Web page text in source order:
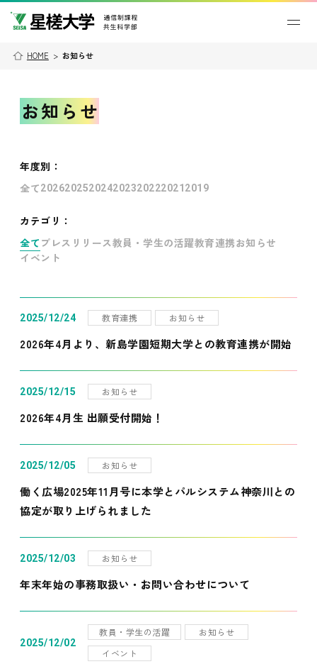
HOME > お知らせ
お知らせ
年度別 ：
全て202620252024202320222021 2019
カテゴリ：
全て プレスリリース教員・学生の活躍教育連携お知らせ
イベント
2025/12/24 教育連携 お知らせ
2026年4月より、新島学園短期大学との教育連携が開始
2025/12/15 お知らせ
2026年4月生 出願受付開始！
2025/12/05 お知らせ
働く広場2025年11月号に本学とパルシステム神奈川との
協定が取り上げられました
2025/12/03 お知らせ
年末年始の事務取扱い・お問い合わせについて
2025/12/02
教員・学生の活躍
お知らせ
イベント